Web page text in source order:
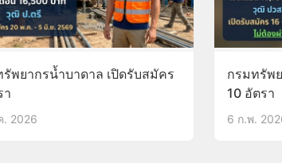
พยากรน้ำบาดาล เปิดรับสมัคร
า
. 2026
กรมทรัพ
10 อัตรา
6 ก.พ.